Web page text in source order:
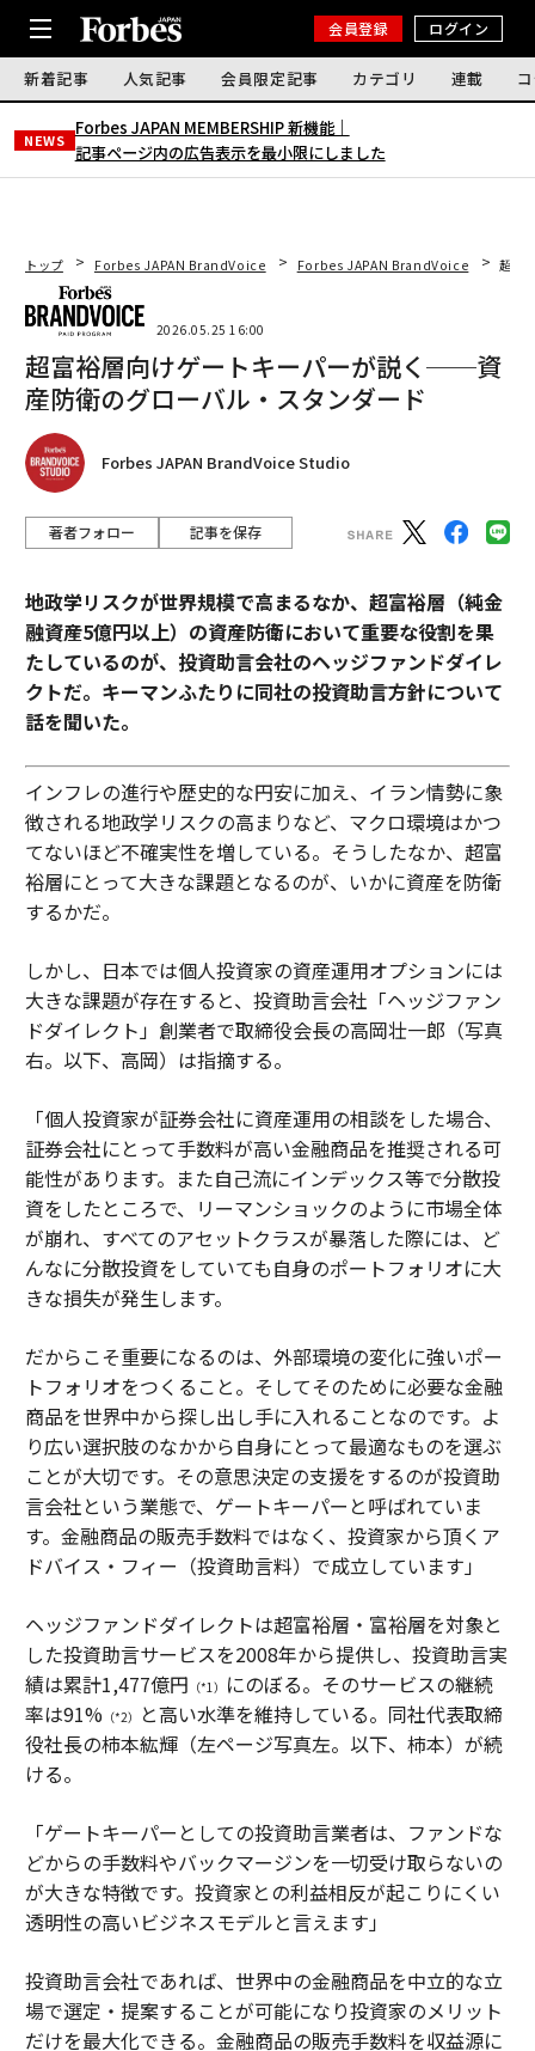
会員登録 ログイン
新着記事 人気記事 会員限定記事 カテゴリ 連載
NEWS
Forbes JAPAN MEMBERSHIP 新機能｜
記事ページ内の広告表示を最小限にしました
トップ Forbes JAPAN BrandVoice Forbes JAPAN BrandVoice 超富
2026.05.25 16:00
超富裕層向けゲートキーパーが説く──資
産防衛のグローバル・スタンダード
Forbes JAPAN BrandVoice Studio
著者フォロー 記事を保存
地政学リスクが世界規模で高まるなか、超富裕層（純金
融資産5億円以上）の資産防衛において重要な役割を果
たしているのが、投資助言会社のヘッジファンドダイレ
クトだ。キーマンふたりに同社の投資助言方針について
話を聞いた。
インフレの進行や歴史的な円安に加え、イラン情勢に象
徴される地政学リスクの高まりなど、マクロ環境はかつ
てないほど不確実性を増している。そうしたなか、超富
裕層にとって大きな課題となるのが、いかに資産を防衛
するかだ。
しかし、日本では個人投資家の資産運用オプションには
大きな課題が存在すると、投資助言会社「ヘッジファン
ドダイレクト」創業者で取締役会長の高岡壮一郎（写真
右。以下、高岡）は指摘する。
「個人投資家が証券会社に資産運用の相談をした場合、
証券会社にとって手数料が高い金融商品を推奨される可
能性があります。また自己流にインデックス等で分散投
資をしたところで、リーマンショックのように市場全体
が崩れ、すべてのアセットクラスが暴落した際には、ど
んなに分散投資をしていても自身のポートフォリオに大
きな損失が発生します。
だからこそ重要になるのは、外部環境の変化に強いポー
トフォリオをつくること。そしてそのために必要な金融
商品を世界中から探し出し手に入れることなのです。よ
り広い選択肢のなかから自身にとって最適なものを選ぶ
ことが大切です。その意思決定の支援をするのが投資助
言会社という業態で、ゲートキーパーと呼ばれていま
す。金融商品の販売手数料ではなく、投資家から頂くア
ドバイス・フィー（投資助言料）で成立しています」
ヘッジファンドダイレクトは超富裕層・富裕層を対象と
した投資助言サービスを2008年から提供し、投資助言実
績は累計1,477億円 （*1） にのぼる。そのサービスの継続
率は91% （*2）
と高い水準を維持している。同社代表取締
役社長の柿本紘輝（左ページ写真左。以下、柿本）が続
ける。
「ゲートキーパーとしての投資助言業者は、ファンドな
どからの手数料やバックマージンを一切受け取らないの
が大きな特徴です。投資家との利益相反が起こりにくい
透明性の高いビジネスモデルと言えます」
投資助言会社であれば、世界中の金融商品を中立的な立
場で選定・提案することが可能になり投資家のメリット
だけを最大化できる。金融商品の販売手数料を収益源に